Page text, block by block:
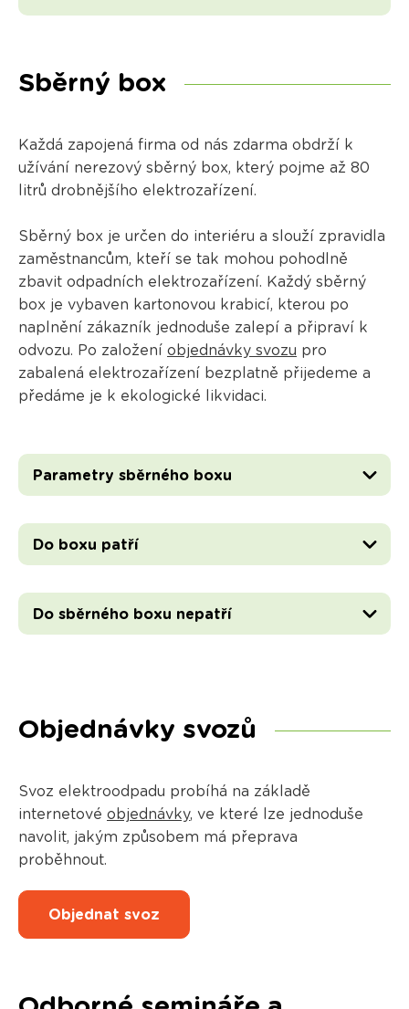
Sběrný box
Každá zapojená firma od nás zdarma obdrží k
užívání nerezový sběrný box, který pojme až 80
litrů drobnějšího elektrozařízení.
Sběrný box je určen do interiéru a slouží zpravidla
zaměstnancům, kteří se tak mohou pohodlně
zbavit odpadních elektrozařízení. Každý sběrný
box je vybaven kartonovou krabicí, kterou po
naplnění zákazník jednoduše zalepí a připraví k
odvozu. Po založení objednávky svozu pro
zabalená elektrozařízení bezplatně přijedeme a
předáme je k ekologické likvidaci.
Parametry sběrného boxu
Do boxu patří
Do sběrného boxu nepatří
Objednávky svozů
Svoz elektroodpadu probíhá na základě
internetové objednávky, ve které lze jednoduše
navolit, jakým způsobem má přeprava
proběhnout.
Objednat svoz